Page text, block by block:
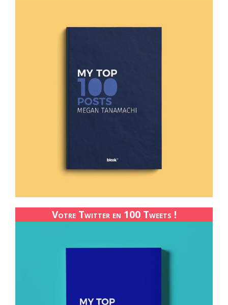
Votre Twitter en 100 Tweets !